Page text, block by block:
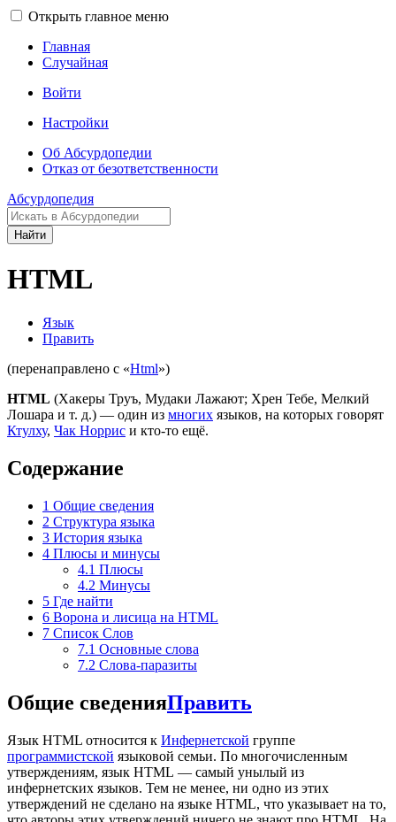
Открыть главное меню
Главная
Случайная
Войти
Настройки
Об Абсурдопедии
Отказ от безответственности
Абсурдопедия
Найти
HTML
Язык
Править
(перенаправлено с «Html»)
HTML (Хакеры Труъ, Мудаки Лажают; Хрен Тебе, Мелкий
Лошара и т. д.) — один из многих языков, на которых говорят
Ктулху, Чак Норрис и кто-то ещё.
Содержание
1 Общие сведения
2 Структура языка
3 История языка
4 Плюсы и минусы
4.1 Плюсы
4.2 Минусы
5 Где найти
6 Ворона и лисица на HTML
7 Список Слов
7.1 Основные слова
7.2 Слова-паразиты
Общие сведенияПравить
Язык HTML относится к Инфернетской группе
программистской языковой семьи. По многочисленным
утверждениям, язык HTML — самый унылый из
инфернетских языков. Тем не менее, ни одно из этих
утверждений не сделано на языке HTML, что указывает на то,